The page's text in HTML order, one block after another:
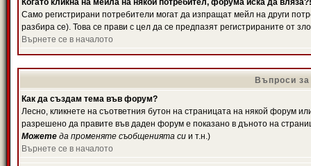
Когато кликна на мейла на някой потребител, форума иска да вляза?!
Само регистрирани потребители могат да изпращат мейл на други
разбира се). Това се прави с цел да се предпазят регистрираните от
Върнете се в началото
Въпроси
Как да създам тема във форум?
Лесно, кликнете на съответния бутон на страницата на някой форум
разрешено да правите във даден форум е показано в дъното на
Можете да променяте съобщенията си и т.н.)
Върнете се в началото